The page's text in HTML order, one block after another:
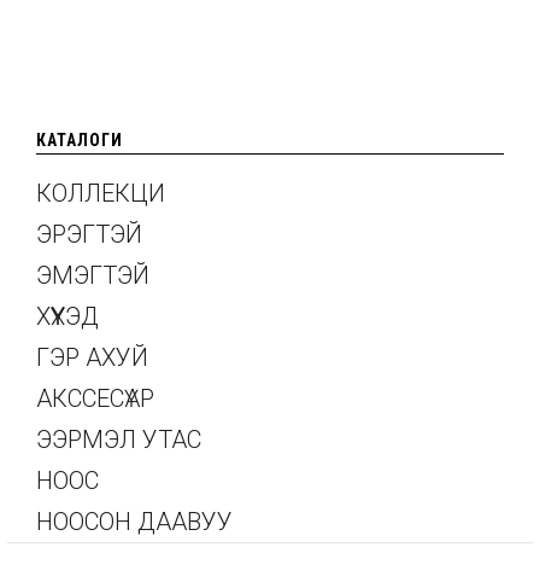
КАТАЛОГИ
КОЛЛЕКЦИ
ЭРЭГТЭЙ
ЭМЭГТЭЙ
ХҮҮХЭД
ГЭР АХУЙ
АКССЕСҮАР
ЭЭРМЭЛ УТАС
НООС
НООСОН ДААВУУ